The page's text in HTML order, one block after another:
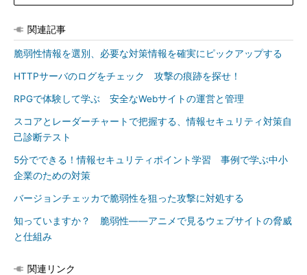
関連記事
脆弱性情報を選別、必要な対策情報を確実にピックアップする
HTTPサーバのログをチェック 攻撃の痕跡を探せ！
RPGで体験して学ぶ 安全なWebサイトの運営と管理
スコアとレーダーチャートで把握する、情報セキュリティ対策自
己診断テスト
5分でできる！情報セキュリティポイント学習 事例で学ぶ中小
企業のための対策
バージョンチェッカで脆弱性を狙った攻撃に対処する
知っていますか？ 脆弱性――アニメで見るウェブサイトの脅威
と仕組み
関連リンク